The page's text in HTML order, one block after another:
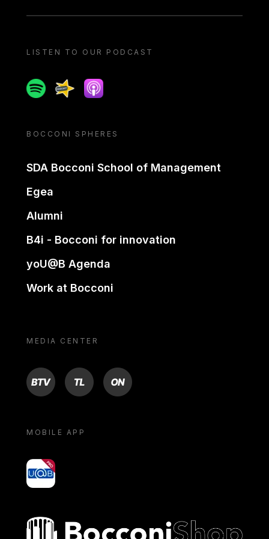
LISTEN TO OUR PODCAST
SpotifySpreakerApple podcast
BOCCONI SPHERES
SDA Bocconi School of Management
Egea
Alumni
B4i - Bocconi for innovation
yoU@B Agenda
Work at Bocconi
MEDIA CENTER
BTV TL ON
MOBILE APP
yoU@B
Bocconi shop